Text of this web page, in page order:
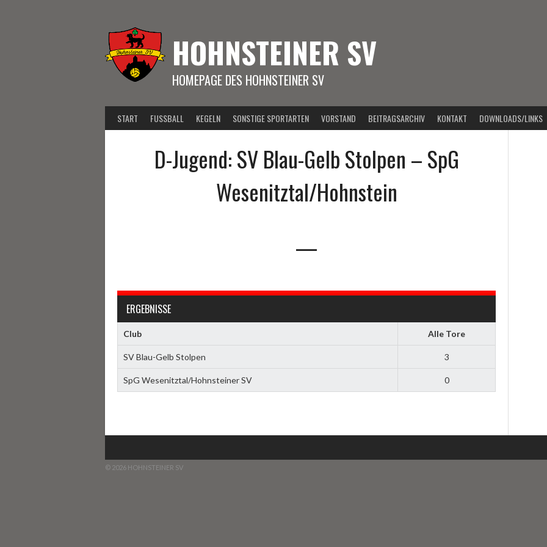
HOHNSTEINER SV
HOMEPAGE DES HOHNSTEINER SV
START FUSSBALL KEGELN SONSTIGE SPORTARTEN VORSTAND BEITRAGSARCHIV KONTAKT DOWNLOADS/LINKS
D-Jugend: SV Blau-Gelb Stolpen – SpG
Wesenitztal/Hohnstein
—
ERGEBNISSE
Club Alle Tore
SV Blau-Gelb Stolpen 3
SpG Wesenitztal/Hohnsteiner SV 0
© 2026 HOHNSTEINER SV